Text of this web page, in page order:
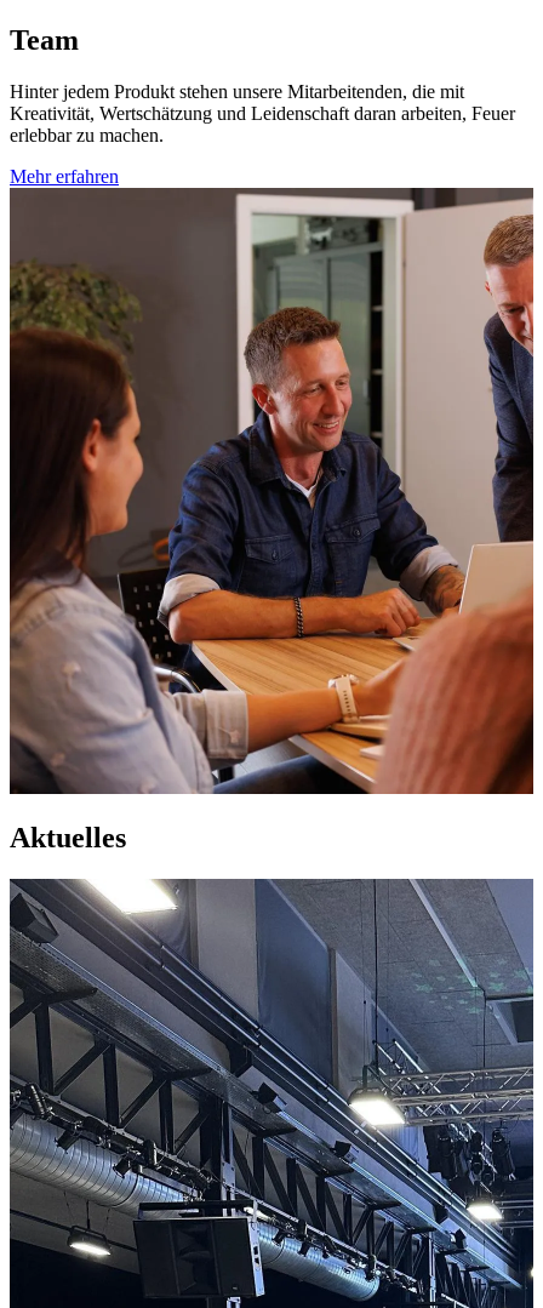
Team
Hinter jedem Produkt stehen unsere Mitarbeitenden, die mit
Kreativität, Wertschätzung und Leidenschaft daran arbeiten, Feuer
erlebbar zu machen.
Mehr erfahren
Aktuelles